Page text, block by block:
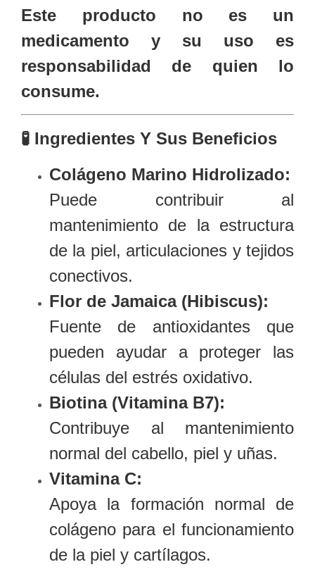
Este producto no es un
medicamento y su uso es
responsabilidad de quien lo
consume.
🧪 Ingredientes Y Sus Beneficios
Colágeno Marino Hidrolizado:
Puede contribuir al
mantenimiento de la estructura
de la piel, articulaciones y tejidos
conectivos.
Flor de Jamaica (Hibiscus):
Fuente de antioxidantes que
pueden ayudar a proteger las
células del estrés oxidativo.
Biotina (Vitamina B7):
Contribuye al mantenimiento
normal del cabello, piel y uñas.
Vitamina C:
Apoya la formación normal de
colágeno para el funcionamiento
de la piel y cartílagos.